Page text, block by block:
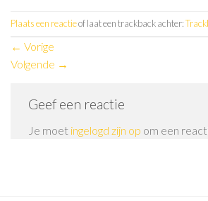
Plaats een reactieof laat een trackback achter:
← Vorige
Volgende →
Geef een reactie
Je moet ingelogd zijn op om een